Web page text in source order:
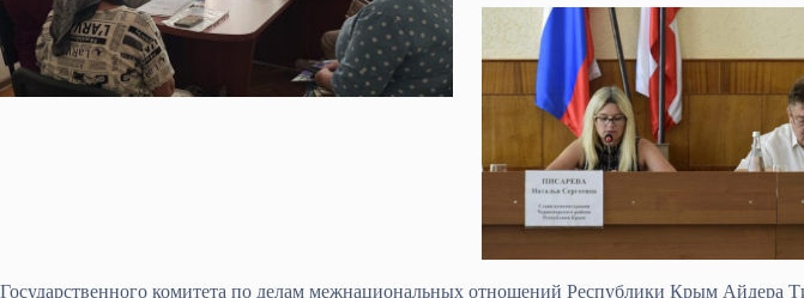
Государственного комитета по делам межнациональных отношений Республики Крым Айдера